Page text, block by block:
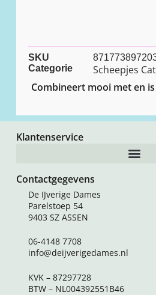
SKU
Categorie
Scheepjes
Combineert mooi met en
Klantenservice
Contactgegevens
De IJverige Dames
Parelstoep 54
9403 SZ ASSEN
06-4148 7708
info@deijverigedames.nl
KVK – 87297728
BTW – NL004392551B46